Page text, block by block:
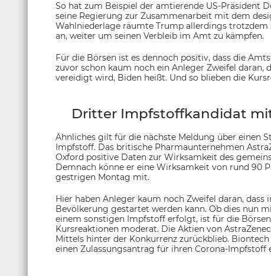
So hat zum Beispiel der amtierende US-Präsident
seine Regierung zur Zusammenarbeit mit dem
Wahlniederlage räumte Trump allerdings
an, weiter um seinen Verbleib im Amt zu kämpfen.
Für die Börsen ist es dennoch positiv, dass die
zuvor schon kaum noch ein Anleger Zweifel daran,
vereidigt wird, Biden heißt. Und so blieben die
Dritter Impfstoffkandidat
Ähnliches gilt für die nächste Meldung über einen
Impfstoff. Das britische Pharmaunternehmen
Oxford positive Daten zur Wirksamkeit des
Demnach könne er eine Wirksamkeit von rund 90
gestrigen Montag mit.
Hier haben Anleger kaum noch Zweifel daran,
Bevölkerung gestartet werden kann. Ob dies nun
einem sonstigen Impfstoff erfolgt, ist für die
Kursreaktionen moderat. Die Aktien von
Mittels hinter der Konkurrenz zurückblieb.
einen Zulassungsantrag für ihren Corona-Impfstoff